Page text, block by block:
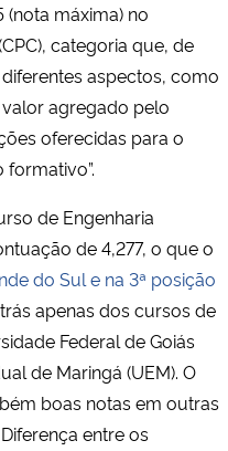
máxima) no
categoria que, de
aspectos, como
agregado pelo
oferecidas para o
de Engenharia
de 4,277, o que o
do Sul e na 3ª posição
apenas dos cursos de
Federal de Goiás
de Maringá (UEM). O
boas notas em outras
entre os